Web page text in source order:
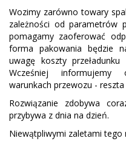
Wozimy zarówno towary
zależności od parametrów
pomagamy zaoferować
forma pakowania będzie
uwagę koszty
Wcześniej informujemy
warunkach przewozu -
Rozwiązanie zdobywa
przybywa z dnia na dzień.
Niewątpliwymi zaletami tego